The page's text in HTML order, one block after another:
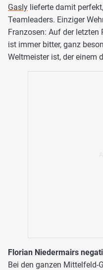
Gasly lieferte damit
Teamleaders. Einziger
Franzosen: Auf der letzten
ist immer bitter, ganz
Weltmeister ist, der einem
Florian Niedermairs
Bei den ganzen Mittelfeld-